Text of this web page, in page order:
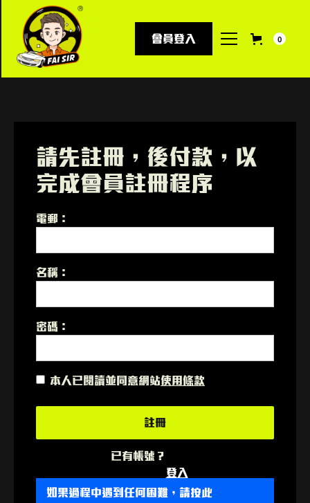
會員登入 0
請先註冊，後付款，以
完成會員註冊程序
電郵：
名稱：
密碼：
本人已閱讀並同意網站使用條款
已有帳號？
登入
如果過程中遇到任何困難，請按此